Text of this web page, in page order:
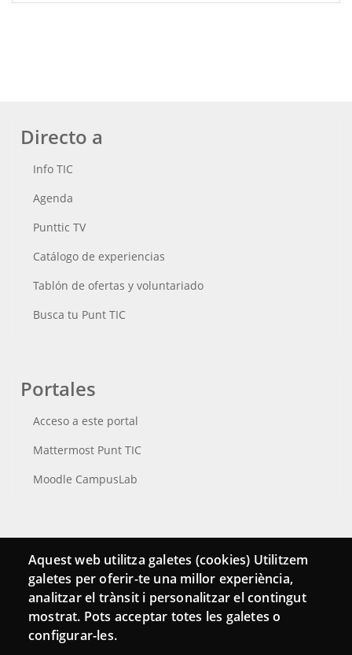
Directo a
Info TIC
Agenda
Punttic TV
Catálogo de experiencias
Tablón de ofertas y voluntariado
Busca tu Punt TIC
Portales
Acceso a este portal
Mattermost Punt TIC
Moodle CampusLab
Conecta
Contacto
Hemeroteca
Aquest web utilitza galetes (cookies) Utilitzem
galetes per oferir-te una millor experiència,
analitzar el trànsit i personalitzar el contingut
mostrat. Pots acceptar totes les galetes o
configurar-les.